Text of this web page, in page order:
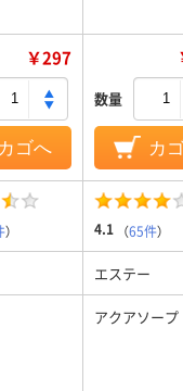
￥297
カゴへ
数量
カ
） 4.1 （65件）
エステー
アクアソープ